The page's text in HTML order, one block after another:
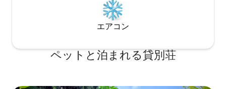
エアコン
ペットと泊まれる貸別荘